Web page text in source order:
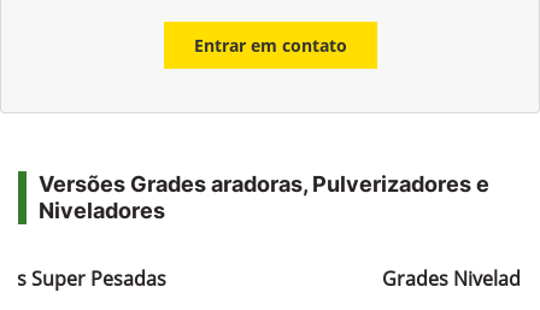
Entrar em contato
Versões Grades aradoras, Pulverizadores e
Niveladores
Super Pesadas Grades